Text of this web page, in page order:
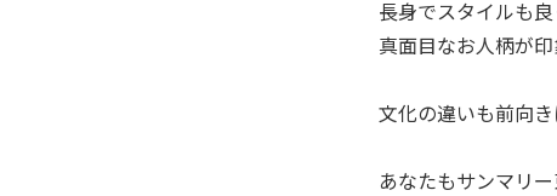
長身でスタイルも
真面目なお人柄が印
文化の違いも前向
あなたもサンマリ